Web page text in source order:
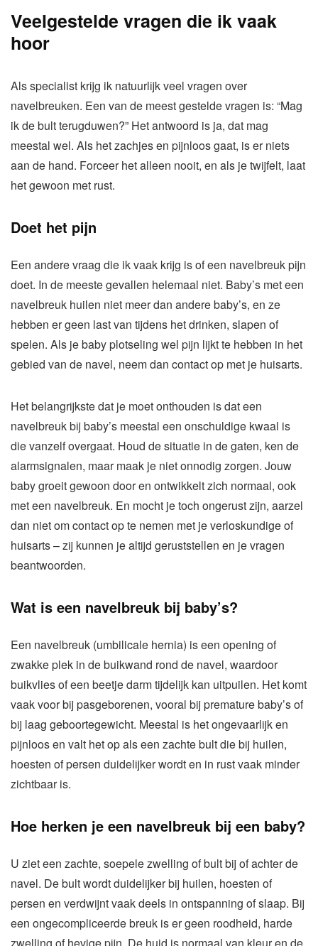
Veelgestelde vragen die ik vaak
hoor
Als specialist krijg ik natuurlijk veel vragen over
navelbreuken. Een van de meest gestelde vragen is: “Mag
ik de bult terugduwen?” Het antwoord is ja, dat mag
meestal wel. Als het zachjes en pijnloos gaat, is er niets
aan de hand. Forceer het alleen nooit, en als je twijfelt, laat
het gewoon met rust.
Doet het pijn
Een andere vraag die ik vaak krijg is of een navelbreuk pijn
doet. In de meeste gevallen helemaal niet. Baby’s met een
navelbreuk huilen niet meer dan andere baby’s, en ze
hebben er geen last van tijdens het drinken, slapen of
spelen. Als je baby plotseling wel pijn lijkt te hebben in het
gebied van de navel, neem dan contact op met je huisarts.
Het belangrijkste dat je moet onthouden is dat een
navelbreuk bij baby’s meestal een onschuldige kwaal is
die vanzelf overgaat. Houd de situatie in de gaten, ken de
alarmsignalen, maar maak je niet onnodig zorgen. Jouw
baby groeit gewoon door en ontwikkelt zich normaal, ook
met een navelbreuk. En mocht je toch ongerust zijn, aarzel
dan niet om contact op te nemen met je verloskundige of
huisarts – zij kunnen je altijd geruststellen en je vragen
beantwoorden.
Wat is een navelbreuk bij baby’s?
Een navelbreuk (umbilicale hernia) is een opening of
zwakke plek in de buikwand rond de navel, waardoor
buikvlies of een beetje darm tijdelijk kan uitpuilen. Het komt
vaak voor bij pasgeborenen, vooral bij premature baby’s of
bij laag geboortegewicht. Meestal is het ongevaarlijk en
pijnloos en valt het op als een zachte bult die bij huilen,
hoesten of persen duidelijker wordt en in rust vaak minder
zichtbaar is.
Hoe herken je een navelbreuk bij een baby?
U ziet een zachte, soepele zwelling of bult bij of achter de
navel. De bult wordt duidelijker bij huilen, hoesten of
persen en verdwijnt vaak deels in ontspanning of slaap. Bij
een ongecompliceerde breuk is er geen roodheid, harde